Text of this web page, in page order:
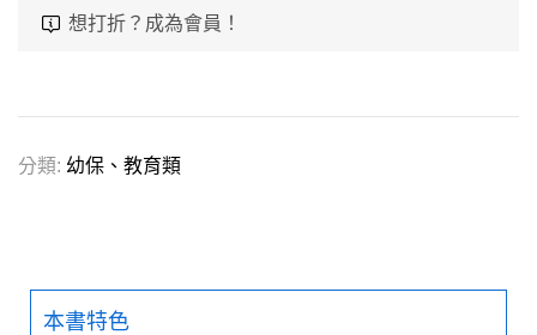
想打折？成為會員！
分類: 幼保、教育類
本書特色